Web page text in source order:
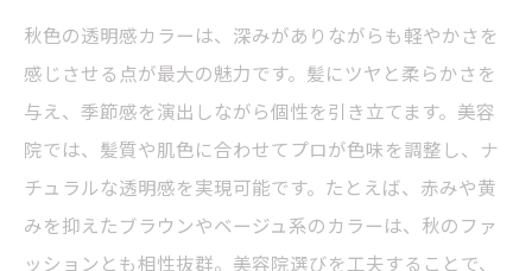
ブリーチなしで楽しむ秋の透明感カラー体験
ダメージを抑えた透明感カラーの美容院活
用法
美容院でブリーチなしカラーが選ばれる理
秋色の透明感カラーは、深みがありながらも軽やかさを
感じさせる点が最大の魅力です。髪にツヤと柔らかさを
与え、季節感を演出しながら個性を引き立てます。美容
院では、髪質や肌色に合わせてプロが色味を調整し、ナ
チュラルな透明感を実現可能です。たとえば、赤みや黄
みを抑えたブラウンやベージュ系のカラーは、秋のファ
ッションとも相性抜群。美容院選びを工夫することで、